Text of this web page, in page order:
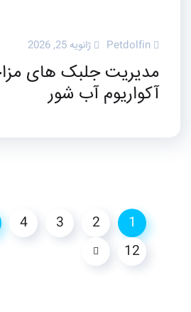
Petdolfin ژانویه 25, 2026
مدیریت جلبک های
آکواریوم آب شور
1
2
3
4
12